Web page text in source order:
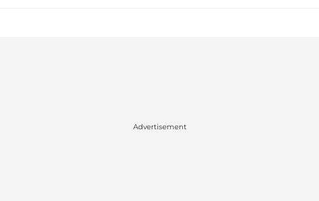
Advertisement